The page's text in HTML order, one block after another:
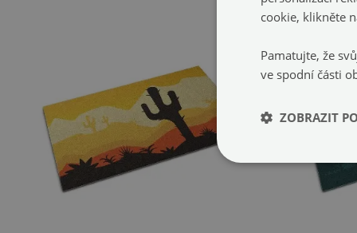
cookie, klikněte
Pamatujte, že
ve spodní části
ZOBRAZIT